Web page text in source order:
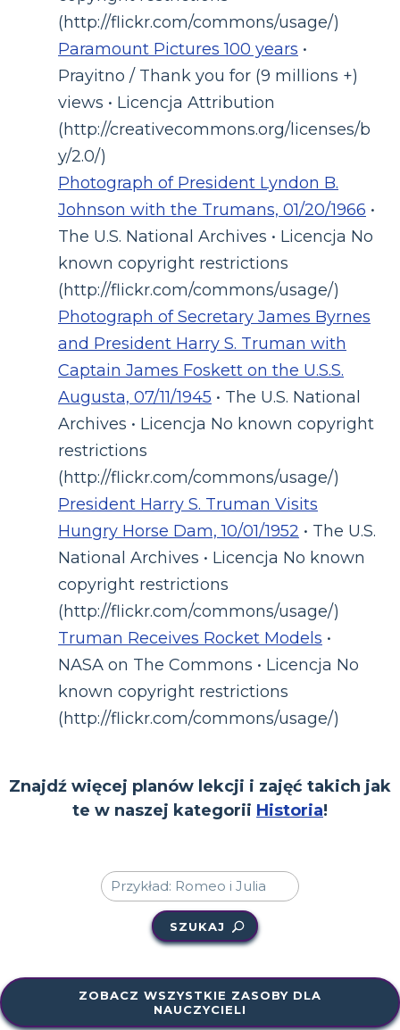
(http://flickr.com/commons/usage/)
Paramount Pictures 100 years •
Prayitno / Thank you for (9 millions +)
views • Licencja Attribution
(http://creativecommons.org/licenses/b
y/2.0/)
Photograph of President Lyndon B.
Johnson with the Trumans, 01/20/1966 •
The U.S. National Archives • Licencja No
known copyright restrictions
(http://flickr.com/commons/usage/)
Photograph of Secretary James Byrnes
and President Harry S. Truman with
Captain James Foskett on the U.S.S.
Augusta, 07/11/1945 • The U.S. National
Archives • Licencja No known copyright
restrictions
(http://flickr.com/commons/usage/)
President Harry S. Truman Visits
Hungry Horse Dam, 10/01/1952 • The U.S.
National Archives • Licencja No known
copyright restrictions
(http://flickr.com/commons/usage/)
Truman Receives Rocket Models •
NASA on The Commons • Licencja No
known copyright restrictions
(http://flickr.com/commons/usage/)
Znajdź więcej planów lekcji i zajęć takich jak
te w naszej kategorii Historia!
SZUKAJ
ZOBACZ WSZYSTKIE ZASOBY DLA
NAUCZYCIELI